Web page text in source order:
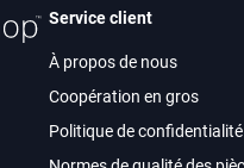
Service client
À propos de nous
Coopération en gros
Politique de confidentialité